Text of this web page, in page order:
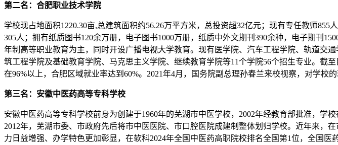
第二名：合肥职业技术学院
学校现占地面积1220.30亩,总建筑面积约56.26万平方米，总投资超32亿元；现有专任教师
305人；拥有纸质图书120余万册，电子图书1000万册，纸质中外文期刊390余种，电子期刊
年制高等职业教育为主，同时开设广播电视大学教育。现有医学院、汽车工程学院、轨道交
筑工程学院及基础教育学院、马克思主义学院、继续教育学院等11个学院56个招生专业。截
在96%以上，合肥区域就业率达到60%。2021年4月，国务院副总理孙春兰来校视察，对学校
第三名：安徽中医药高等专科学校
安徽中医药高等专科学校前身为创建于1960年的芜湖市中医学校，2002年经教育部批准，学
2012年，芜湖市委、市政府先后将市中医医院、市口腔医院成建制整体划归学校。近年来
力日益增强、办学特色更加彰显，在软科2024年全国中医药高职院校排名全国第1位，全国